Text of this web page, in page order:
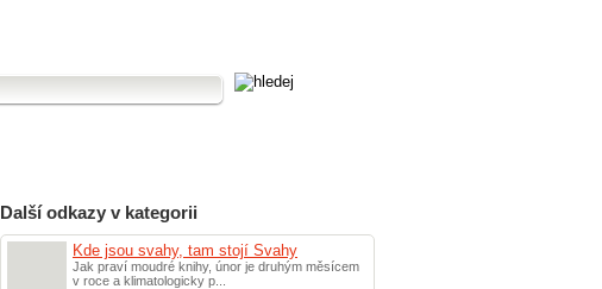
Další odkazy v kategorii
Kde jsou svahy, tam stojí Svahy
Jak praví moudré knihy, únor je druhým měsícem
v roce a klimatologicky p...